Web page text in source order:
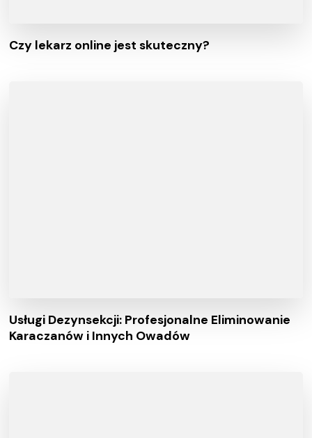
Czy lekarz online jest skuteczny?
Usługi Dezynsekcji: Profesjonalne Eliminowanie
Karaczanów i Innych Owadów